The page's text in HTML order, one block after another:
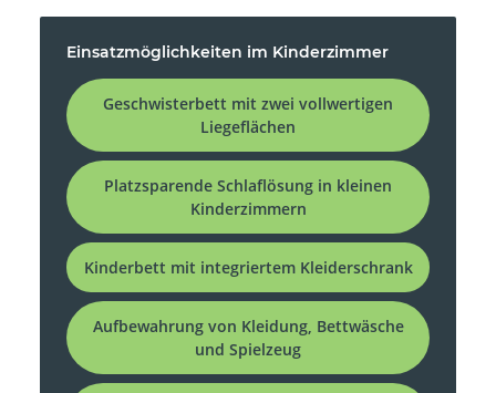
Einsatzmöglichkeiten im Kinderzimmer
Geschwisterbett mit zwei vollwertigen
Liegeflächen
Platzsparende Schlaflösung in kleinen
Kinderzimmern
Kinderbett mit integriertem Kleiderschrank
Aufbewahrung von Kleidung, Bettwäsche
und Spielzeug